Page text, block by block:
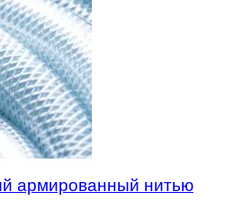
армированный нитью